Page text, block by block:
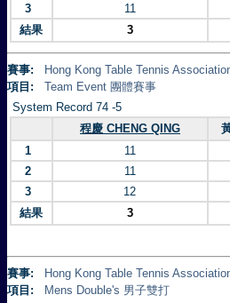
3
11
結果
3
賽事:
Hong Kong Table Tennis
項目:
Team Event 團體賽事
System Record 74 -5
程慶 CHENG QING
1
11
2
11
3
12
結果
3
賽事:
Hong Kong Table Tennis
項目:
Mens Double's 男子雙打